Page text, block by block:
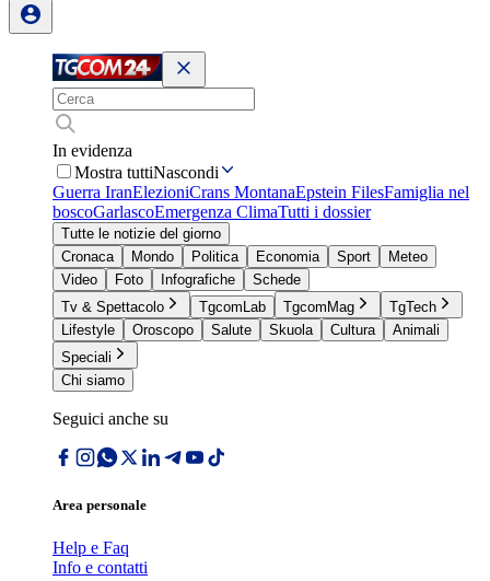
In evidenza
Mostra tuttiNascondi
Guerra IranElezioniCrans MontanaEpstein FilesFamiglia nel
boscoGarlascoEmergenza ClimaTutti i dossier
Tutte le notizie del giorno
Cronaca
Mondo Politica Economia Sport
Meteo
Video
Foto Infografiche
Schede
Tv & Spettacolo
TgcomLab TgcomMag
TgTech
Lifestyle
Oroscopo Salute Skuola Cultura
Animali
Speciali
Chi siamo
Seguici anche su
Area personale
Help e Faq
Info e contatti